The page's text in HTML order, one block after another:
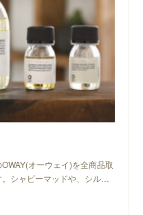
オーウェイ)を全商品取
シャビーマッドや、シル…